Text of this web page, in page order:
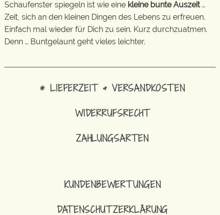
Schaufenster spiegeln ist wie eine kleine bunte Auszeit…
Zeit, sich an den kleinen Dingen des Lebens zu erfreuen.
Einfach mal wieder für Dich zu sein. Kurz durchzuatmen.
Denn … Buntgelaunt geht vieles leichter.
* LIEFERZEIT & VERSANDKOSTEN
WIDERRUFSRECHT
ZAHLUNGSARTEN
KUNDENBEWERTUNGEN
DATENSCHUTZERKLÄRUNG